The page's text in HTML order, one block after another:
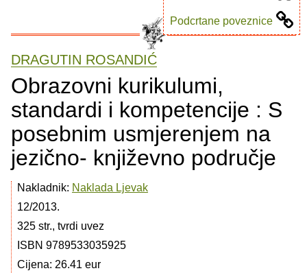
Podcrtane poveznice
DRAGUTIN ROSANDIĆ
Obrazovni kurikulumi,
standardi i kompetencije : S
posebnim usmjerenjem na
jezično- književno područje
Nakladnik: Naklada Ljevak
12/2013.
325 str., tvrdi uvez
ISBN 9789533035925
Cijena: 26.41 eur